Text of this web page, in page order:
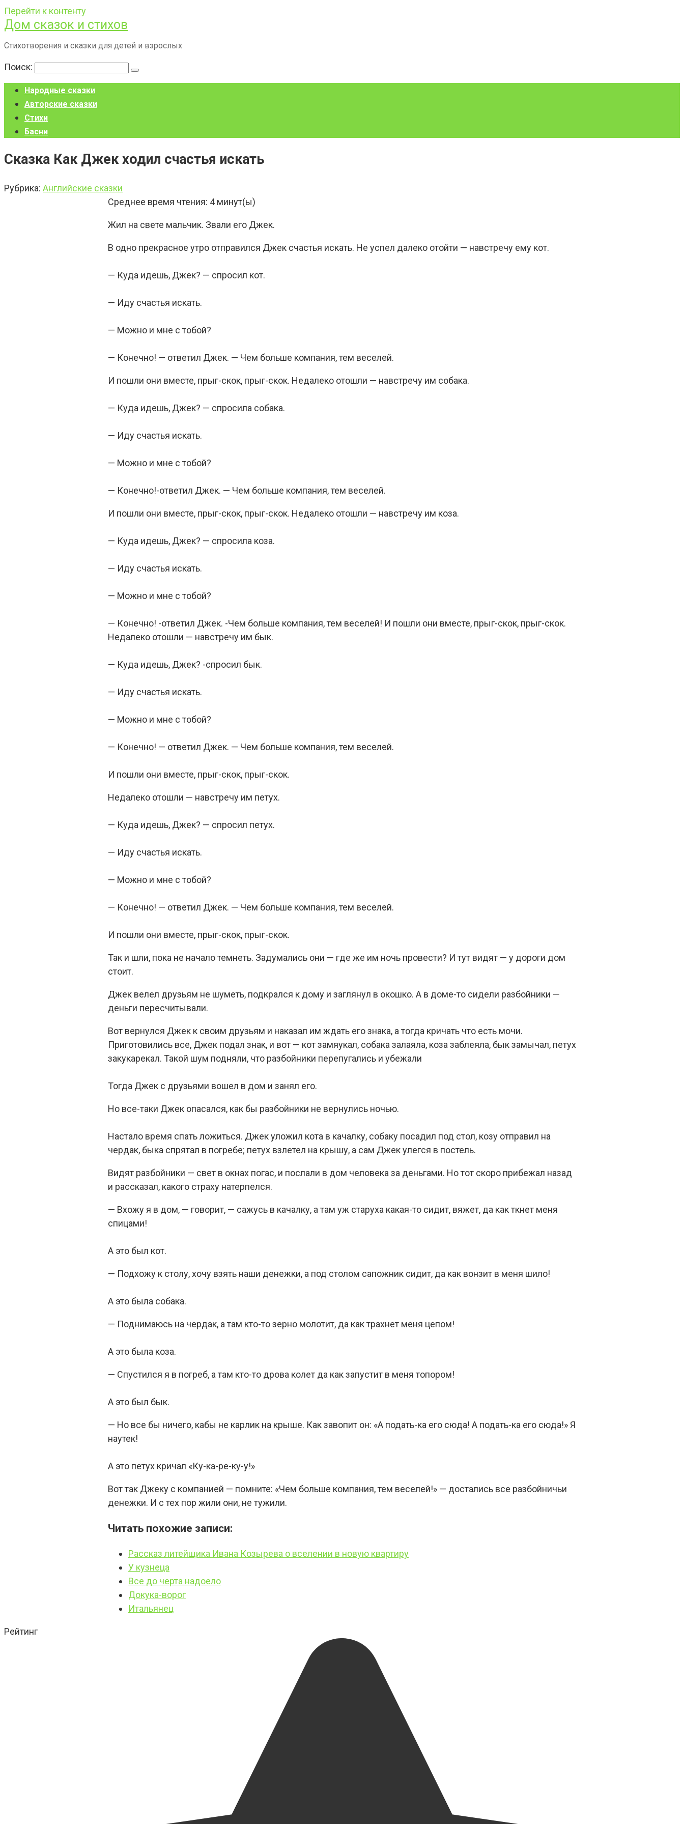
Перейти к контенту
Дом сказок и стихов
Стихотворения и сказки для детей и взрослых
Поиск:
Народные сказки
Авторские сказки
Стихи
Басни
Сказка Как Джек ходил счастья искать
Рубрика: Английские сказки
Среднее время чтения: 4 минут(ы)
Жил на свете мальчик. Звали его Джек.
В одно прекрасное утро отправился Джек счастья искать. Не успел далеко отойти — навстречу ему кот.
— Куда идешь, Джек? — спросил кот.
— Иду счастья искать.
— Можно и мне с тобой?
— Конечно! — ответил Джек. — Чем больше компания, тем веселей.
И пошли они вместе, прыг-скок, прыг-скок. Недалеко отошли — навстречу им собака.
— Куда идешь, Джек? — спросила собака.
— Иду счастья искать.
— Можно и мне с тобой?
— Конечно!-ответил Джек. — Чем больше компания, тем веселей.
И пошли они вместе, прыг-скок, прыг-скок. Недалеко отошли — навстречу им коза.
— Куда идешь, Джек? — спросила коза.
— Иду счастья искать.
— Можно и мне с тобой?
— Конечно! -ответил Джек. -Чем больше компания, тем веселей! И пошли они вместе, прыг-скок, прыг-скок.
Недалеко отошли — навстречу им бык.
— Куда идешь, Джек? -спросил бык.
— Иду счастья искать.
— Можно и мне с тобой?
— Конечно! — ответил Джек. — Чем больше компания, тем веселей.
И пошли они вместе, прыг-скок, прыг-скок.
Недалеко отошли — навстречу им петух.
— Куда идешь, Джек? — спросил петух.
— Иду счастья искать.
— Можно и мне с тобой?
— Конечно! — ответил Джек. — Чем больше компания, тем веселей.
И пошли они вместе, прыг-скок, прыг-скок.
Так и шли, пока не начало темнеть. Задумались они — где же им ночь провести? И тут видят — у дороги дом
стоит.
Джек велел друзьям не шуметь, подкрался к дому и заглянул в окошко. А в доме-то сидели разбойники —
деньги пересчитывали.
Вот вернулся Джек к своим друзьям и наказал им ждать его знака, а тогда кричать что есть мочи.
Приготовились все, Джек подал знак, и вот — кот замяукал, собака залаяла, коза заблеяла, бык замычал, петух
закукарекал. Такой шум подняли, что разбойники перепугались и убежали
Тогда Джек с друзьями вошел в дом и занял его.
Но все-таки Джек опасался, как бы разбойники не вернулись ночью.
Настало время спать ложиться. Джек уложил кота в качалку, собаку посадил под стол, козу отправил на
чердак, быка спрятал в погребе; петух взлетел на крышу, а сам Джек улегся в постель.
Видят разбойники — свет в окнах погас, и послали в дом человека за деньгами. Но тот скоро прибежал назад
и рассказал, какого страху натерпелся.
— Вхожу я в дом, — говорит, — сажусь в качалку, а там уж старуха какая-то сидит, вяжет, да как ткнет меня
спицами!
А это был кот.
— Подхожу к столу, хочу взять наши денежки, а под столом сапожник сидит, да как вонзит в меня шило!
А это была собака.
— Поднимаюсь на чердак, а там кто-то зерно молотит, да как трахнет меня цепом!
А это была коза.
— Спустился я в погреб, а там кто-то дрова колет да как запустит в меня топором!
А это был бык.
— Но все бы ничего, кабы не карлик на крыше. Как завопит он: «А подать-ка его сюда! А подать-ка его сюда!» Я
наутек!
А это петух кричал «Ку-ка-ре-ку-у!»
Вот так Джеку с компанией — помните: «Чем больше компания, тем веселей!» — достались все разбойничьи
денежки. И с тех пор жили они, не тужили.
Читать похожие записи:
Рассказ литейщика Ивана Козырева о вселении в новую квартиру
У кузнеца
Все до черта надоело
Докука-ворог
Итальянец
Рейтинг